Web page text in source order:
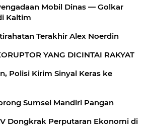
Mobil Dinas — Golkar
Kaltim
Terakhir Alex Noerdin
YANG DICINTAI RAKYAT
Polisi Kirim Sinyal Keras ke
Sumsel Mandiri Pangan
Dongkrak Perputaran Ekonomi di